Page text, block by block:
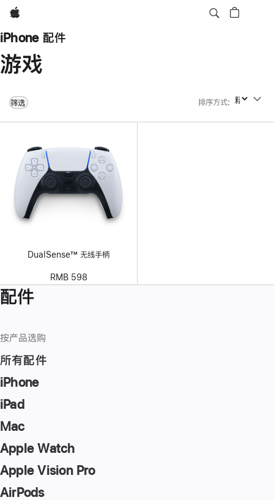
Apple
iPhone 配件
游戏
筛选 排序方式: 排序方式
DualSense™ 无线手柄
RMB 598
配件
按产品选购
所有配件
iPhone
iPad
Mac
Apple Watch
Apple Vision Pro
AirPods